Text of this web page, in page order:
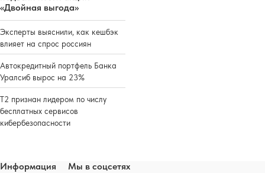
«Двойная выгода»
Эксперты выяснили, как кешбэк
влияет на спрос россиян
Автокредитный портфель Банка
Уралсиб вырос на 23%
Т2 признан лидером по числу
бесплатных сервисов
кибербезопасности
Информация
Мы в соцсетях